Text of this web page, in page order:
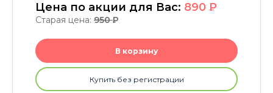
Цена по акции для Вас: 890 P
Старая цена: 950P
В корзину
Купить без регистрации